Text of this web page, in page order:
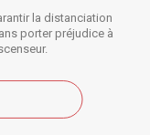
la distanciation
porter préjudice à